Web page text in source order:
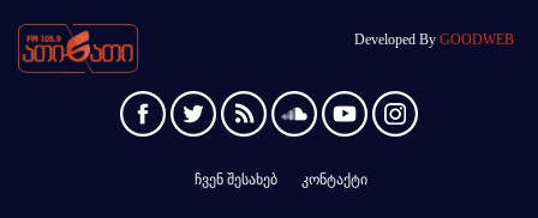
Developed By GOODWEB
ჩვენ შესახებ კონტაქტი